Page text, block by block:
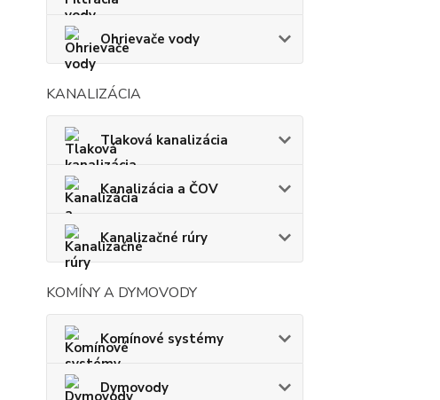
Ohrievače vody
KANALIZÁCIA
Tlaková kanalizácia
Kanalizácia a ČOV
Kanalizačné rúry
KOMÍNY A DYMOVODY
Komínové systémy
Dymovody